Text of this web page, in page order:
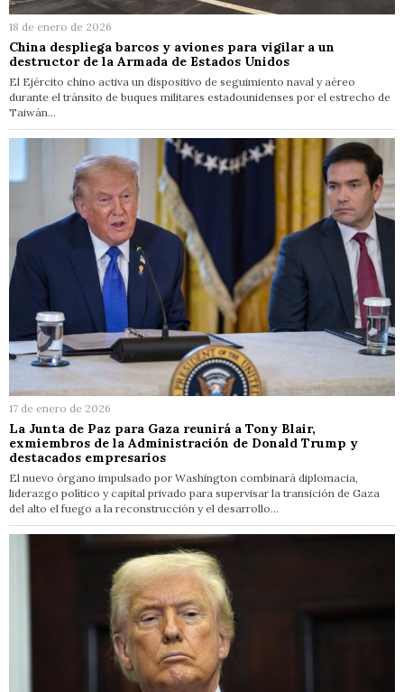
18 de enero de 2026
China despliega barcos y aviones para vigilar a un
destructor de la Armada de Estados Unidos
El Ejército chino activa un dispositivo de seguimiento naval y aéreo
durante el tránsito de buques militares estadounidenses por el estrecho de
Taiwán…
17 de enero de 2026
La Junta de Paz para Gaza reunirá a Tony Blair,
exmiembros de la Administración de Donald Trump y
destacados empresarios
El nuevo órgano impulsado por Washington combinará diplomacia,
liderazgo político y capital privado para supervisar la transición de Gaza
del alto el fuego a la reconstrucción y el desarrollo…